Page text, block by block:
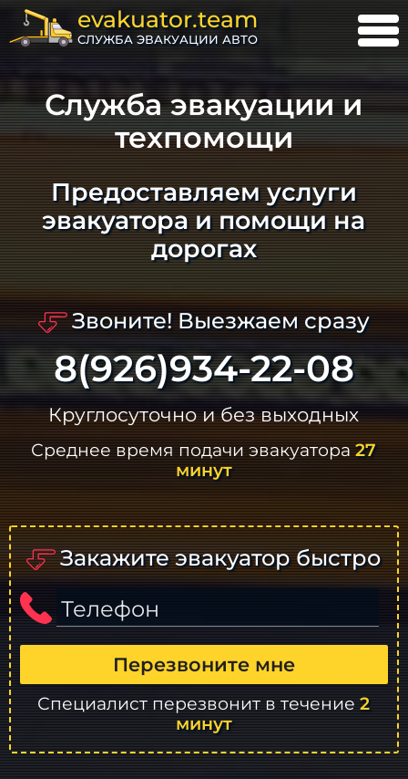
evakuator.team
СЛУЖБА ЭВАКУАЦИИ АВТО
Служба эвакуации и
техпомощи
Предоставляем услуги
эвакуатора и помощи на
дорогах
Звоните! Выезжаем сразу
8(926)934-22-08
Круглосуточно и без выходных
Среднее время подачи эвакуатора27
минут
Закажите эвакуатор быстро
Телефон
Перезвоните мне
Специалист перезвонит в течение2
минут